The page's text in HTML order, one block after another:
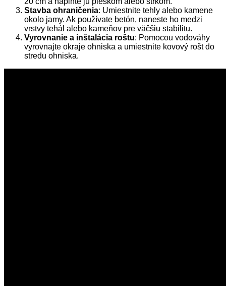
Stavba ohraničenia: Umiestnite tehly alebo kamene
okolo jamy. Ak používate betón, naneste ho medzi
vrstvy tehál alebo kameňov pre väčšiu stabilitu.
Vyrovnanie a inštalácia roštu: Pomocou vodováhy
vyrovnajte okraje ohniska a umiestnite kovový rošt do
stredu ohniska.